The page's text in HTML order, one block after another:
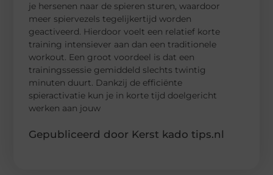
je hersenen naar de spieren sturen, waardoor
meer spiervezels tegelijkertijd worden
geactiveerd. Hierdoor voelt een relatief korte
training intensiever aan dan een traditionele
workout. Een groot voordeel is dat een
trainingssessie gemiddeld slechts twintig
minuten duurt. Dankzij de efficiënte
spieractivatie kun je in korte tijd doelgericht
werken aan jouw
Gepubliceerd door Kerst kado tips.nl